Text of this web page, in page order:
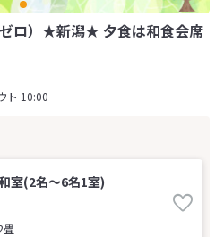
ロ）★新潟★ 夕食は和食会席
ト 10:00
和室(2名～6名1室)
畳